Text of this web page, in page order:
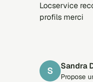
Locservice
profils merci
S Sandra
Propose